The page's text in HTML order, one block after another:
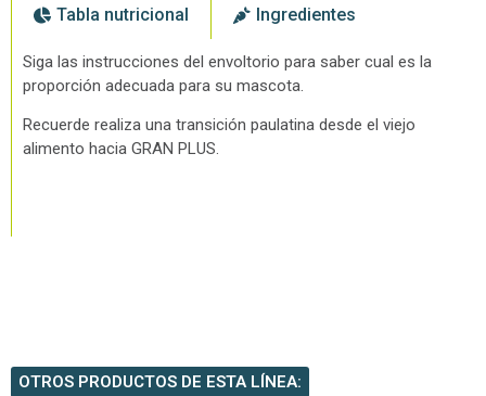
Tabla nutricional Ingredientes
Siga las instrucciones del envoltorio para saber cual es la
proporción adecuada para su mascota.
Recuerde realiza una transición paulatina desde el viejo
alimento hacia GRAN PLUS.
OTROS PRODUCTOS DE ESTA LÍNEA: